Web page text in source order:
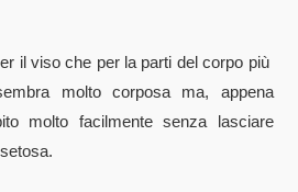
il viso che per la parti del corpo più
molto corposa ma, appena
molto facilmente senza lasciare